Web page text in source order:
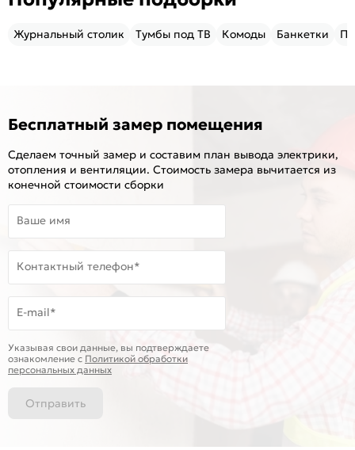
Журнальный столик Тумбы под ТВ Комоды Банкетки
Бесплатный замер помещения
Сделаем точный замер и составим план вывода электрики,
отопления и вентиляции. Стоимость замера вычитается из
конечной стоимости сборки
Ваше имя
Контактный телефон*
E-mail*
Указывая свои данные, вы подтверждаете
ознакомление c Политикой обработки
персональных данных
Отправить